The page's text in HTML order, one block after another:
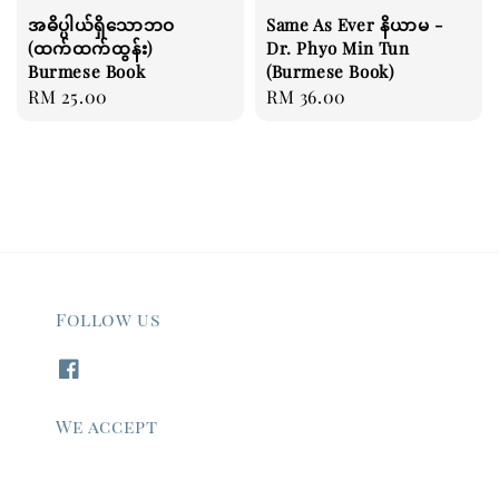
အဓိပ္ပါယ်ရှိသောဘဝ
(ထက်ထက်ထွန်း)
Burmese Book
Regular
RM 25.00
Same As Ever နိယာမ -
Dr. Phyo Min Tun
(Burmese Book)
Regular
RM 36.00
Follow us
We accept